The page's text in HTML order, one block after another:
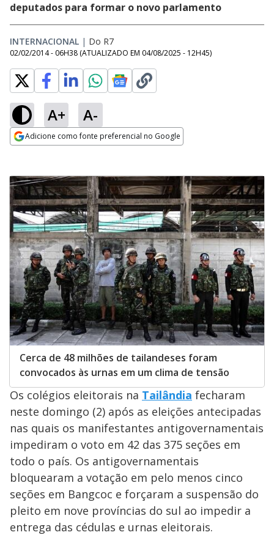
deputados para formar o novo parlamento
INTERNACIONAL | Do R7
02/02/2014 - 06H38 (ATUALIZADO EM 04/08/2025 - 12H45)
A+ A-
Adicione como fonte preferencial no Google
Cerca de 48 milhões de tailandeses foram
convocados às urnas em um clima de tensão
Os colégios eleitorais na Tailândia fecharam
neste domingo (2) após as eleições antecipadas
nas quais os manifestantes antigovernamentais
impediram o voto em 42 das 375 seções em
todo o país. Os antigovernamentais
bloquearam a votação em pelo menos cinco
seções em Bangcoc e forçaram a suspensão do
pleito em nove províncias do sul ao impedir a
entrega das cédulas e urnas eleitorais.